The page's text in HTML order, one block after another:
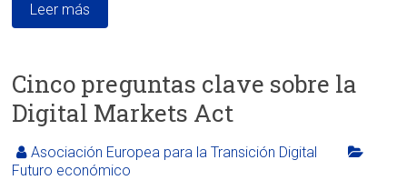
Leer más
Cinco preguntas clave sobre la
Digital Markets Act
Asociación Europea para la Transición Digital
Futuro económico